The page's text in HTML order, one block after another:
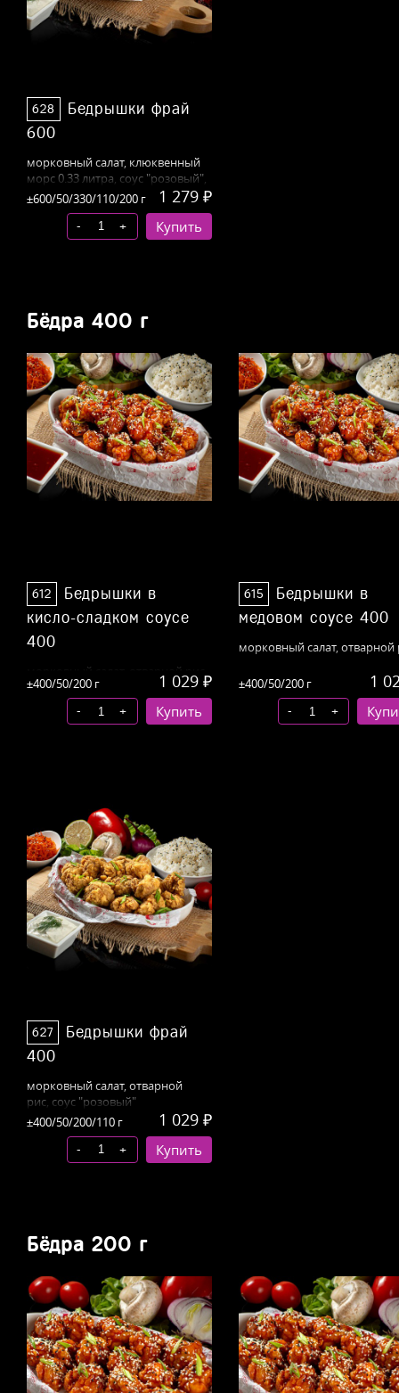
628
Бедрышки фрай
600
морковныйсалат, клюквенный
морс 0.33 литра, соус "розовый",
отварной рис
±600/50/330/110/200 г 1 279 ₽
- + Купить
Бёдра 400 г
612
Бедрышки в
кисло-сладком соусе
400
морковный салат, отварной рис
±400/50/200 г 1 029 ₽
- + Купить
615
Бедрышки в
медовом соусе 400
морковныйсалат, отварной
±400/50/200 г 1
- +
627
Бедрышки фрай
400
морковныйсалат, отварной
рис, соус "розовый"
±400/50/200/110 г
1 029 ₽
- + Купить
Бёдра 200 г